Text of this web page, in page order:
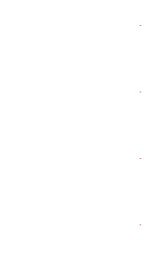
·
·
·
·